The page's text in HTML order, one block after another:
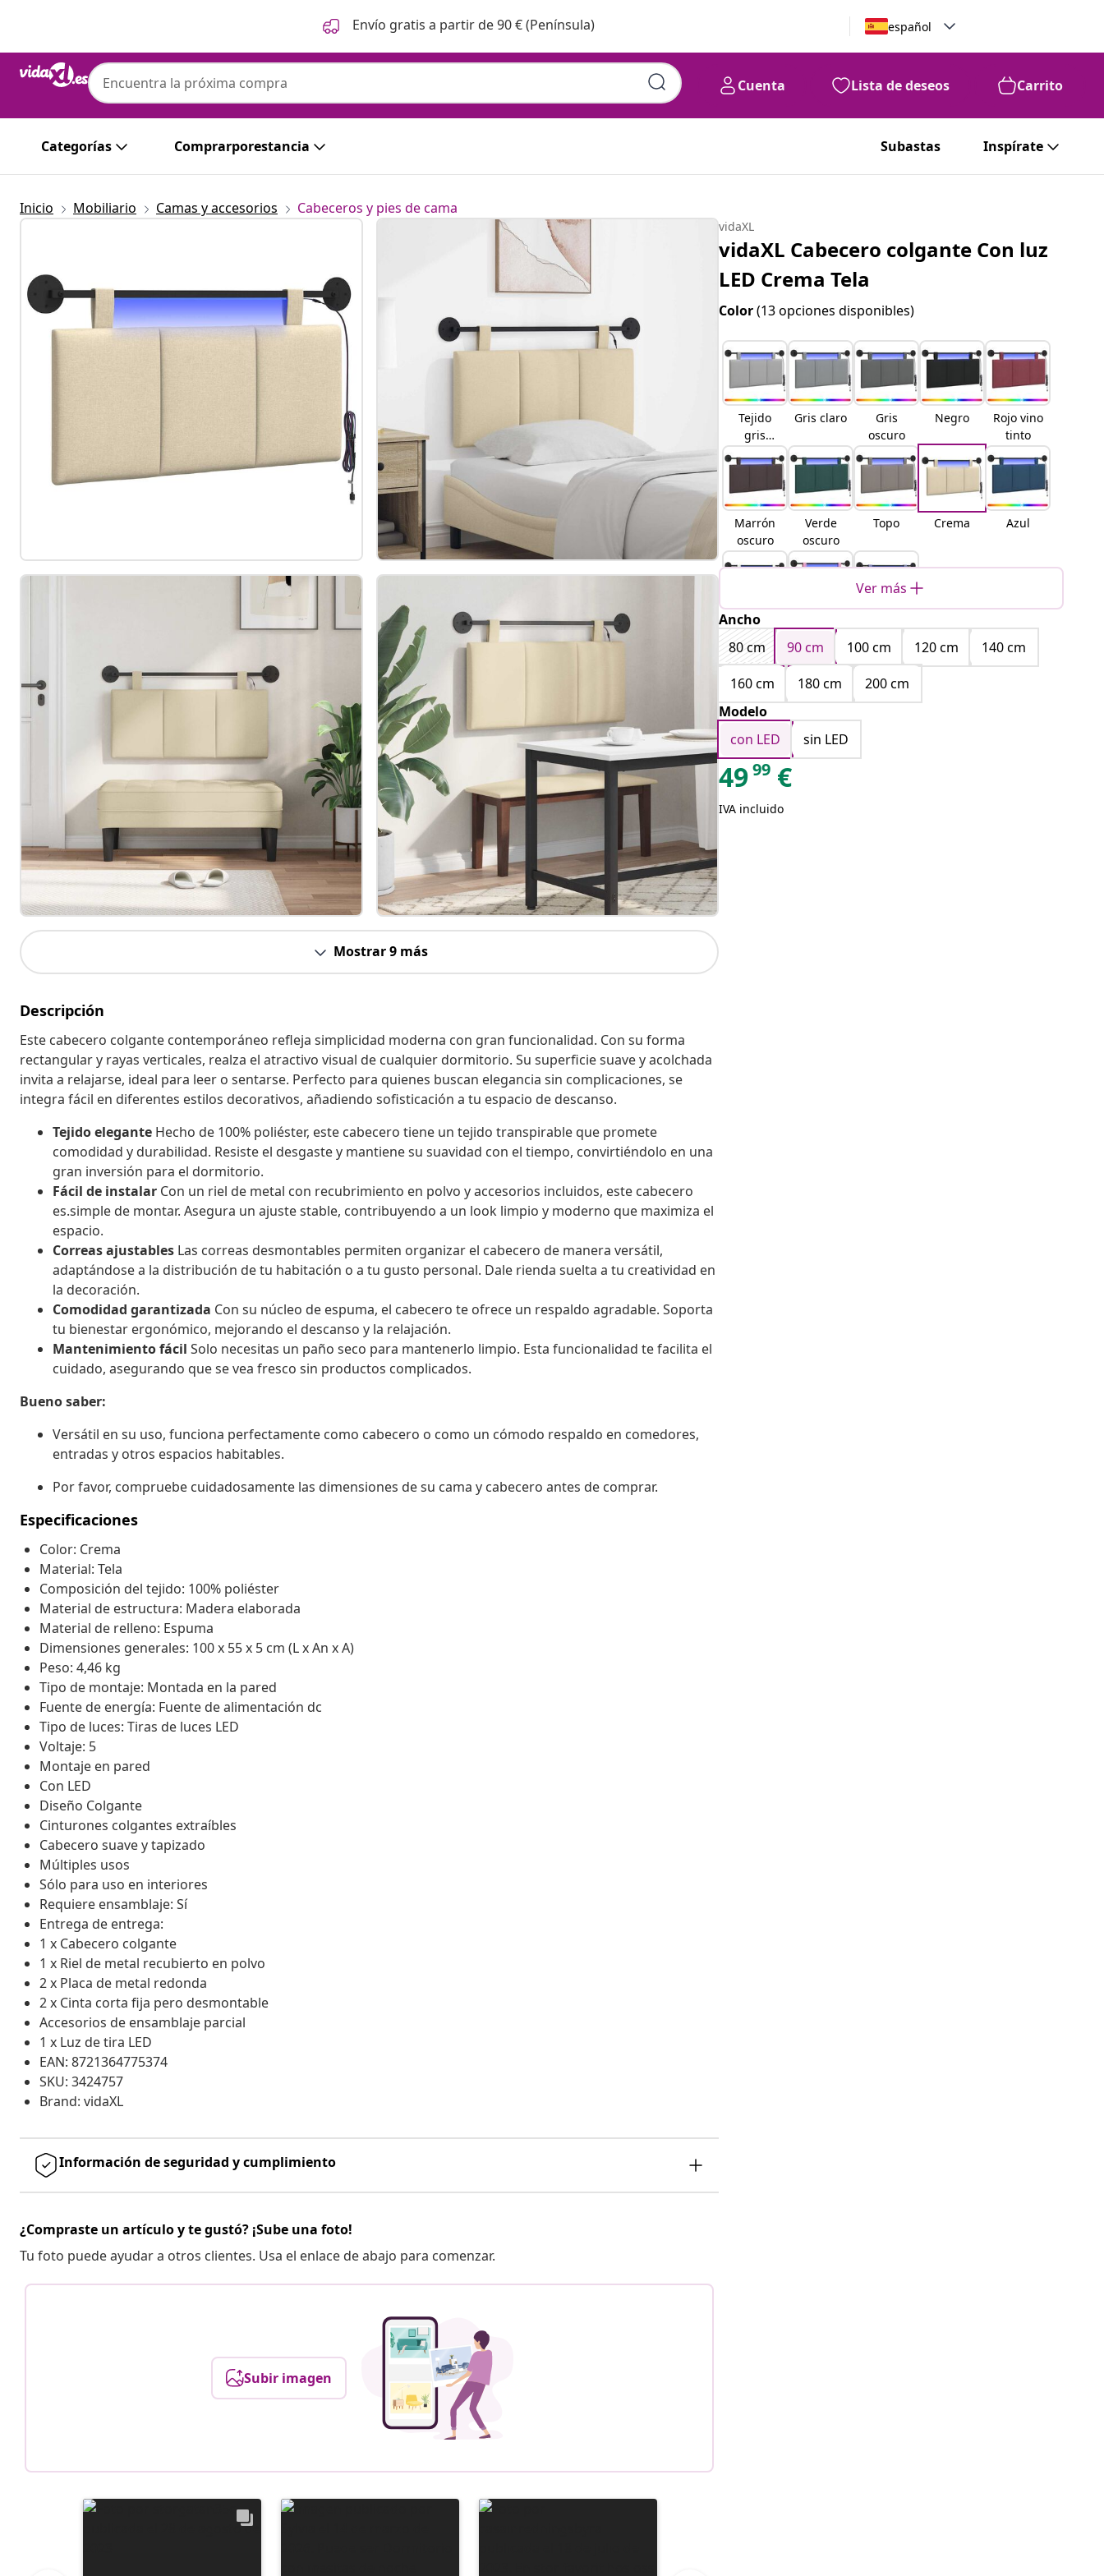
Envío gratis a partir de 90 € (Península) español
Cuenta Lista de deseos Carrito
Categorías Comprarporestancia Subastas Inspírate
Inicio Mobiliario Camas y accesorios Cabeceros y pies de cama
Mostrar 9 más
Descripción
Este cabecero colgante contemporáneo refleja simplicidad moderna con gran funcionalidad. Con su forma
rectangular y rayas verticales, realza el atractivo visual de cualquier dormitorio. Su superficie suave y acolchada
invita a relajarse, ideal para leer o sentarse. Perfecto para quienes buscan elegancia sin complicaciones, se
integra fácil en diferentes estilos decorativos, añadiendo sofisticación a tu espacio de descanso.
Tejido elegante Hecho de 100% poliéster, este cabecero tiene un tejido transpirable que promete
comodidad y durabilidad. Resiste el desgaste y mantiene su suavidad con el tiempo, convirtiéndolo en una
gran inversión para el dormitorio.
Fácil de instalar Con un riel de metal con recubrimiento en polvo y accesorios incluidos, este cabecero
es.simple de montar. Asegura un ajuste stable, contribuyendo a un look limpio y moderno que maximiza el
espacio.
Correas ajustables Las correas desmontables permiten organizar el cabecero de manera versátil,
adaptándose a la distribución de tu habitación o a tu gusto personal. Dale rienda suelta a tu creatividad en
la decoración.
Comodidad garantizada Con su núcleo de espuma, el cabecero te ofrece un respaldo agradable. Soporta
tu bienestar ergonómico, mejorando el descanso y la relajación.
Mantenimiento fácil Solo necesitas un paño seco para mantenerlo limpio. Esta funcionalidad te facilita el
cuidado, asegurando que se vea fresco sin productos complicados.
Bueno saber:
Versátil en su uso, funciona perfectamente como cabecero o como un cómodo respaldo en comedores,
entradas y otros espacios habitables.
Por favor, compruebe cuidadosamente las dimensiones de su cama y cabecero antes de comprar.
Especificaciones
Color: Crema
Material: Tela
Composición del tejido: 100% poliéster
Material de estructura: Madera elaborada
Material de relleno: Espuma
Dimensiones generales: 100 x 55 x 5 cm (L x An x A)
Peso: 4,46 kg
Tipo de montaje: Montada en la pared
Fuente de energía: Fuente de alimentación dc
Tipo de luces: Tiras de luces LED
Voltaje: 5
Montaje en pared
Con LED
Diseño Colgante
Cinturones colgantes extraíbles
Cabecero suave y tapizado
Múltiples usos
Sólo para uso en interiores
Requiere ensamblaje: Sí
Entrega de entrega:
1 x Cabecero colgante
1 x Riel de metal recubierto en polvo
2 x Placa de metal redonda
2 x Cinta corta fija pero desmontable
Accesorios de ensamblaje parcial
1 x Luz de tira LED
EAN: 8721364775374
SKU: 3424757
Brand: vidaXL
Información de seguridad y cumplimiento
¿Compraste un artículo y te gustó? ¡Sube una foto!
Tu foto puede ayudar a otros clientes. Usa el enlace de abajo para comenzar.
Subir imagen
vidaXL
vidaXL Cabecero colgante Con luz
LED Crema Tela
Color(13 opciones disponibles)
Tejido
gris
nube
Gris claro
Gris
oscuro
Negro
Rojo vino
tinto
Marrón
oscuro
Verde
oscuro
Topo Crema Azul
Blanco Rosa
Azul
vaquero
Ver más
Ancho
80 cm
90 cm 100 cm 120 cm
140 cm
160 cm
180 cm
200 cm
Modelo
con LED
sin LED
4999 €
IVA incluido